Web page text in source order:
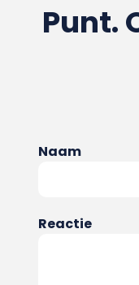
Punt.
Naam
Reactie